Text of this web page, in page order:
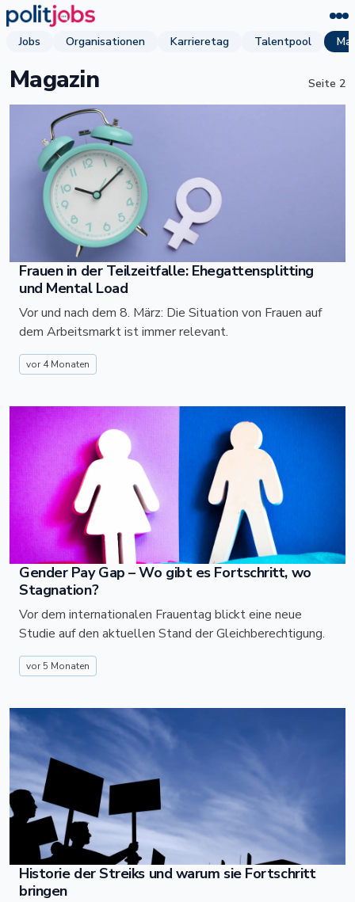
Jobs Organisationen Karrieretag Talentpool
Magazin Seite 2
Frauen in der Teilzeitfalle: Ehegattensplitting
und Mental Load
Vor und nach dem 8. März: Die Situation von Frauen auf
dem Arbeitsmarkt ist immer relevant.
vor 4 Monaten
Gender Pay Gap – Wo gibt es Fortschritt, wo
Stagnation?
Vor dem internationalen Frauentag blickt eine neue
Studie auf den aktuellen Stand der Gleichberechtigung.
vor 5 Monaten
Historie der Streiks und warum sie Fortschritt
bringen